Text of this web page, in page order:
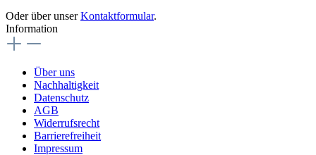
Oder über unserKontaktformular.
Information
Über uns
Nachhaltigkeit
Datenschutz
AGB
Widerrufsrecht
Barrierefreiheit
Impressum